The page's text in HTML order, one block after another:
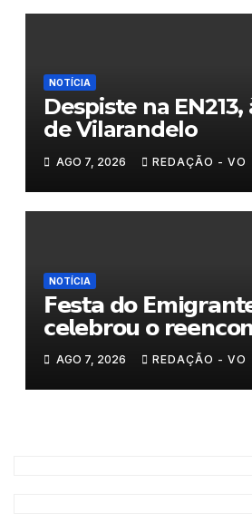
NOTÍCIA
Despiste na
de Vilarandelo
AGO 7, 2026 REDAÇÃO - VO
NOTÍCIA
𝗙𝗲𝘀𝘁𝗮 𝗱𝗼
𝗰𝗲𝗹𝗲𝗯𝗿𝗼𝘂 𝗼
𝗹𝗮𝗰̧𝗼𝘀 𝗾𝘂𝗲 𝘂𝗻𝗲𝗺
AGO 7, 2026 REDAÇÃO - VO